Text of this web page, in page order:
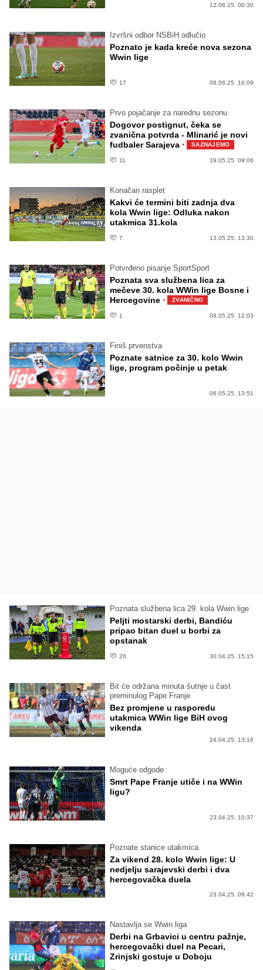
12.06.25. 00:30
Izvršni odbor NSBiH odlučio
Poznato je kada kreće nova sezona
Wwin lige
17 08.06.25. 16:09
Prvo pojačanje za narednu sezonu
Dogovor postignut, čeka se
zvanična potvrda - Mlinarić je novi
fudbaler Sarajeva · SAZNAJEMO
11 19.05.25. 09:06
Konačan rasplet
Kakvi će termini biti zadnja dva
kola Wwin lige: Odluka nakon
utakmica 31.kola
7 13.05.25. 13:30
Potvrđeno pisanje SportSport
Poznata sva službena lica za
mečeve 30. kola WWin lige Bosne i
Hercegovine · ZVANIČNO
1 08.05.25. 12:03
Finiš prvenstva
Poznate satnice za 30. kolo Wwin
lige, program počinje u petak
06.05.25. 13:51
Poznata službena lica 29. kola Wwin lige
Peljti mostarski derbi, Bandiću
pripao bitan duel u borbi za
opstanak
26 30.04.25. 15:15
Bit će održana minuta šutnje u čast
preminulog Pape Franje
Bez promjene u rasporedu
utakmica WWin lige BiH ovog
vikenda
24.04.25. 13:16
Moguće odgode
Smrt Pape Franje utiče i na WWin
ligu?
23.04.25. 10:37
Poznate stanice utakmica
Za vikend 28. kolo Wwin lige: U
nedjelju sarajevski derbi i dva
hercegovačka duela
23.04.25. 09:42
Nastavlja se Wwin liga
Derbi na Grbavici u centru pažnje,
hercegovački duel na Pecari,
Zrinjski gostuje u Doboju